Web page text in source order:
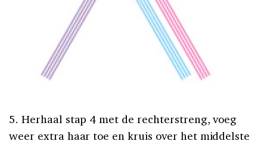
5. Herhaal stap 4 met de rechterstreng, voeg
weer extra haar toe en kruis over het middelste